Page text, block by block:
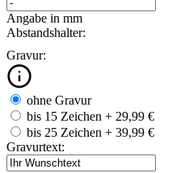
Angabe in mm
Abstandshalter:
Gravur:
ohne Gravur
bis 15 Zeichen + 29,99 €
bis 25 Zeichen + 39,99 €
Gravurtext: